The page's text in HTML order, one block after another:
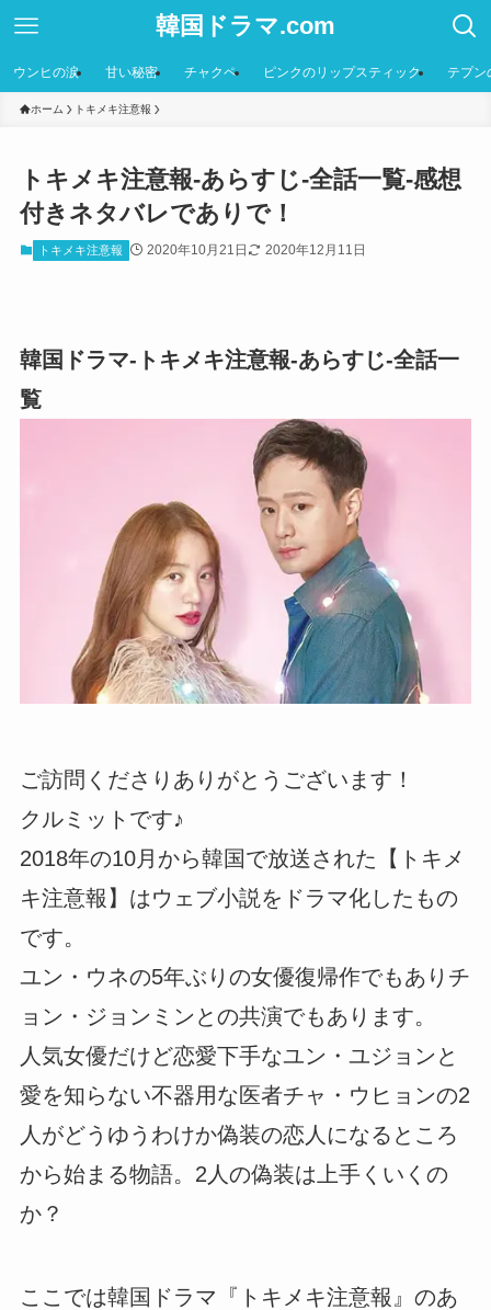
韓国ドラマ.com
ウンヒの涙 甘い秘密 チャクペ ピンクのリップスティック テプン
ホーム トキメキ注意報
トキメキ注意報-あらすじ-全話一覧-感想
付きネタバレでありで！
トキメキ注意報 2020年10月21日 2020年12月11日
韓国ドラマ-トキメキ注意報-あらすじ-全話一
覧
ご訪問くださりありがとうございます！
クルミットです♪
2018年の10月から韓国で放送された【トキメ
キ注意報】はウェブ小説をドラマ化したもの
です。
ユン・ウネの5年ぶりの女優復帰作でもありチ
ョン・ジョンミンとの共演でもあります。
人気女優だけど恋愛下手なユン・ユジョンと
愛を知らない不器用な医者チャ・ウヒョンの2
人がどうゆうわけか偽装の恋人になるところ
から始まる物語。2人の偽装は上手くいくの
か？
ここでは韓国ドラマ『トキメキ注意報』のあ